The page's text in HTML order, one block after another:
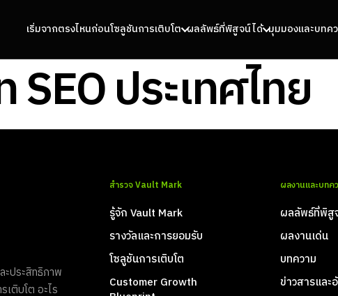
เริ่มจากตรงไหนก่อนโซลูชันการเติบโต ผลลัพธ์ที่พิสูจน์ได้ มุมมองและบทค
SEO ประเทศไทย
ประสิทธิภาพ
เติบโต อะไร
สำรวจ Vault Mark
รู้จัก Vault Mark
รางวัลและการยอมรับ
โซลูชันการเติบโต
Customer Growth
ผลงานและบทค
ผลลัพธ์ที่พิสู
ผลงานเด่น
บทความ
ข่าวสารและ